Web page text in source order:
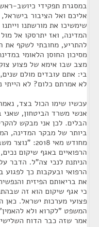
במסגרת תפקידי כיושב-
אליכם ואל הציבור בישראל,
שימשיכו את מורשתנו
המדינה, ואז יתרסקו אל
להתריע, מחובתי לשקף את
מסיכון החוסן הלאומי
מצב שבו אימא של פצוע
בי: אתם עובדים מולם
לא אמרתם כלום? לא
עכשיו שימו הכול בצד,
אנשי משרד הביטחון,
הבלים. לכן אני מבקש
ביותר של מבקר המדינה,
מחודש מאי
הרפואיים באגף שיקום
הניתנת לנכי צה"ל. הדבר
הרפואי ובעקבות כך לפגוע
את בריאותם הפיזית
כי אגף שיקום הוא זה
פצועי מערכות ישראל. כאן
המשפט "לקרוא ולא
אמר שזה כבר הדוח